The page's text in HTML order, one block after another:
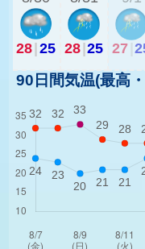
28|25 28|25 27
90日間気温(最高